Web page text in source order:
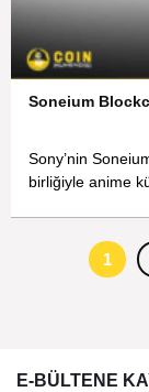
Soneium
Sony’nin
birliğiyle anime
1
E-BÜLTENE